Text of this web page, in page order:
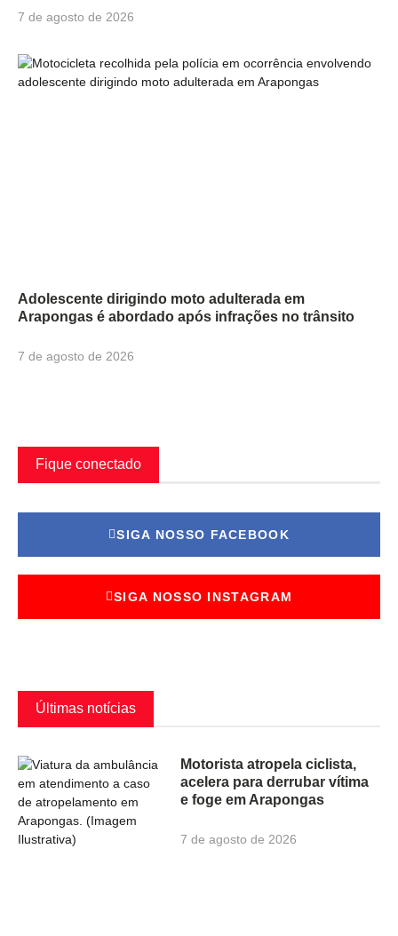
7 de agosto de 2026
Adolescente dirigindo moto adulterada em
Arapongas é abordado após infrações no trânsito
7 de agosto de 2026
Fique conectado
SIGA NOSSO FACEBOOK
SIGA NOSSO INSTAGRAM
Últimas notícias
Motorista atropela ciclista,
acelera para derrubar vítima
e foge em Arapongas
7 de agosto de 2026